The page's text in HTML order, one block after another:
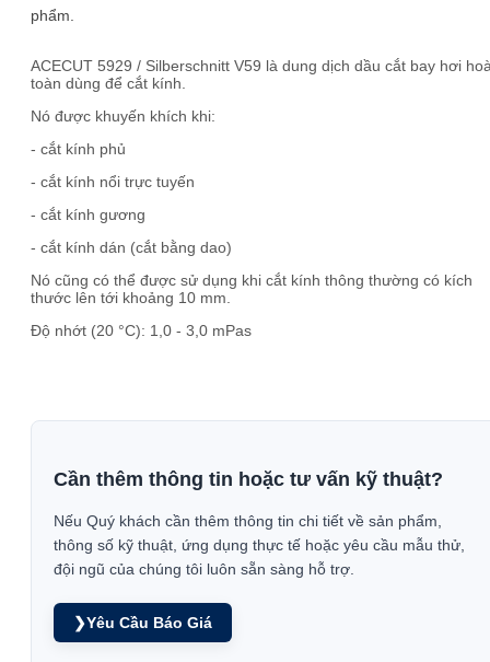
phẩm.
ACECUT 5929 / Silberschnitt V59 là dung dịch dầu cắt bay hơi
toàn dùng để cắt kính.
Nó được khuyến khích khi:
- cắt kính phủ
- cắt kính nổi trực tuyến
- cắt kính gương
- cắt kính dán (cắt bằng dao)
Nó cũng có thể được sử dụng khi cắt kính thông thường có kích
thước lên tới khoảng 10 mm.
Độ nhớt (20 °C): 1,0 - 3,0 mPas
Cần thêm thông tin hoặc tư vấn kỹ thuật?
Nếu Quý khách cần thêm thông tin chi tiết về sản phẩm,
thông số kỹ thuật, ứng dụng thực tế hoặc yêu cầu mẫu thử,
đội ngũ của chúng tôi luôn sẵn sàng hỗ trợ.
❯Yêu Cầu Báo Giá